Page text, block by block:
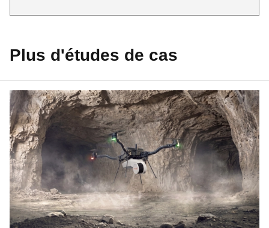
Plus d'études de cas